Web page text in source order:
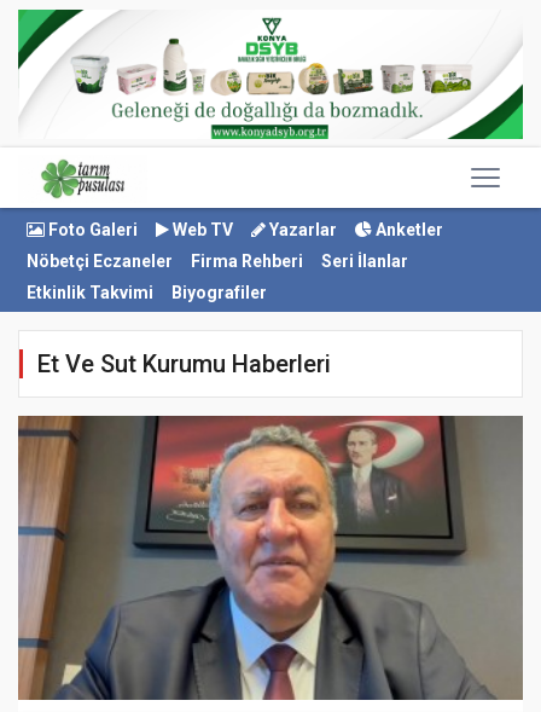
Foto Galeri Web TV Yazarlar
Anketler
Nöbetçi Eczaneler
Firma Rehberi
Seri İlanlar
Etkinlik Takvimi
Biyografiler
Et Ve Sut Kurumu Haberleri